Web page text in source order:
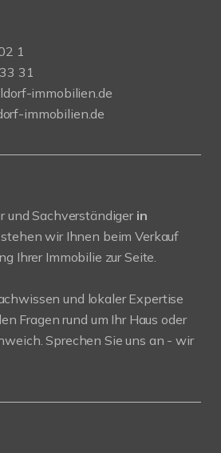
1
31
immobilien.de
immobilien.de
und Sachverständigerin
stehen wir Ihnen beim Verkauf
Ihrer Immobilie zur Seite.
und lokaler Expertise
Fragen rund um Ihr Haus oder
Sprechen Sie uns an - wir